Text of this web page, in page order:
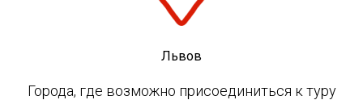
Львов
Города, где возможно присоединиться к туру